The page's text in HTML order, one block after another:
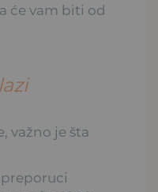
će vam biti od
važno je šta